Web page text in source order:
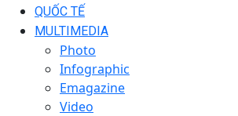
QUỐC TẾ
MULTIMEDIA
Photo
Infographic
Emagazine
Video